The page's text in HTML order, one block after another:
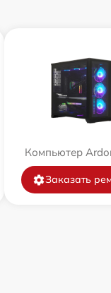
Компьютер
Заказать